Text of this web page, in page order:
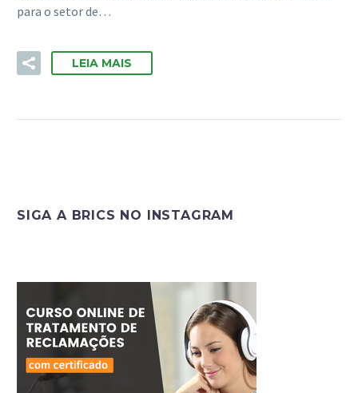
para o setor de…
LEIA MAIS
SIGA A BRICS NO INSTAGRAM